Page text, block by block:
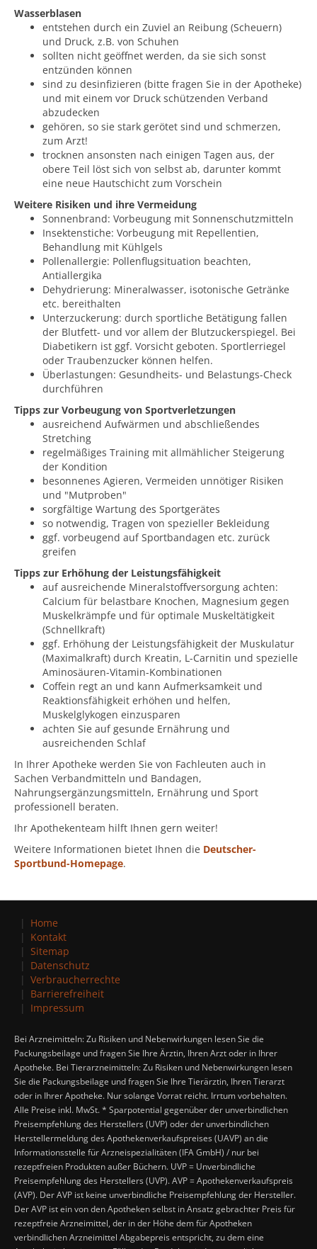
Wasserblasen
entstehen durch ein Zuviel an Reibung (Scheuern)
und Druck, z.B. von Schuhen
sollten nicht geöffnet werden, da sie sich sonst
entzünden können
sind zu desinfizieren (bitte fragen Sie in der Apotheke)
und mit einem vor Druck schützenden Verband
abzudecken
gehören, so sie stark gerötet sind und schmerzen,
zum Arzt!
trocknen ansonsten nach einigen Tagen aus, der
obere Teil löst sich von selbst ab, darunter kommt
eine neue Hautschicht zum Vorschein
Weitere Risiken und ihre Vermeidung
Sonnenbrand: Vorbeugung mit Sonnenschutzmitteln
Insektenstiche: Vorbeugung mit Repellentien,
Behandlung mit Kühlgels
Pollenallergie: Pollenflugsituation beachten,
Antiallergika
Dehydrierung: Mineralwasser, isotonische Getränke
etc. bereithalten
Unterzuckerung: durch sportliche Betätigung fallen
der Blutfett- und vor allem der Blutzuckerspiegel. Bei
Diabetikern ist ggf. Vorsicht geboten. Sportlerriegel
oder Traubenzucker können helfen.
Überlastungen: Gesundheits- und Belastungs-Check
durchführen
Tipps zur Vorbeugung von Sportverletzungen
ausreichend Aufwärmen und abschließendes
Stretching
regelmäßiges Training mit allmählicher Steigerung
der Kondition
besonnenes Agieren, Vermeiden unnötiger Risiken
und "Mutproben"
sorgfältige Wartung des Sportgerätes
so notwendig, Tragen von spezieller Bekleidung
ggf. vorbeugend auf Sportbandagen etc. zurück
greifen
Tipps zur Erhöhung der Leistungsfähigkeit
auf ausreichende Mineralstoffversorgung achten:
Calcium für belastbare Knochen, Magnesium gegen
Muskelkrämpfe und für optimale Muskeltätigkeit
(Schnellkraft)
ggf. Erhöhung der Leistungsfähigkeit der Muskulatur
(Maximalkraft) durch Kreatin, L-Carnitin und spezielle
Aminosäuren-Vitamin-Kombinationen
Coffein regt an und kann Aufmerksamkeit und
Reaktionsfähigkeit erhöhen und helfen,
Muskelglykogen einzusparen
achten Sie auf gesunde Ernährung und
ausreichenden Schlaf
In Ihrer Apotheke werden Sie von Fachleuten auch in
Sachen Verbandmitteln und Bandagen,
Nahrungsergänzungsmitteln, Ernährung und Sport
professionell beraten.
Ihr Apothekenteam hilft Ihnen gern weiter!
Weitere Informationen bietet Ihnen die Deutscher-
Sportbund-Homepage.
Home
Kontakt
Sitemap
Datenschutz
Verbraucherrechte
Barrierefreiheit
Impressum
Bei Arzneimitteln: Zu Risiken und Nebenwirkungen lesen Sie die
Packungsbeilage und fragen Sie Ihre Ärztin, Ihren Arzt oder in Ihrer
Apotheke. Bei Tierarzneimitteln: Zu Risiken und Nebenwirkungen lesen
Sie die Packungsbeilage und fragen Sie Ihre Tierärztin, Ihren Tierarzt
oder in Ihrer Apotheke. Nur solange Vorrat reicht. Irrtum vorbehalten.
Alle Preise inkl. MwSt. * Sparpotential gegenüber der unverbindlichen
Preisempfehlung des Herstellers (UVP) oder der unverbindlichen
Herstellermeldung des Apothekenverkaufspreises (UAVP) an die
Informationsstelle für Arzneispezialitäten (IFA GmbH) / nur bei
rezeptfreien Produkten außer Büchern. UVP = Unverbindliche
Preisempfehlung des Herstellers (UVP). AVP = Apothekenverkaufspreis
(AVP). Der AVP ist keine unverbindliche Preisempfehlung der Hersteller.
Der AVP ist ein von den Apotheken selbst in Ansatz gebrachter Preis für
rezeptfreie Arzneimittel, der in der Höhe dem für Apotheken
verbindlichen Arzneimittel Abgabepreis entspricht, zu dem eine